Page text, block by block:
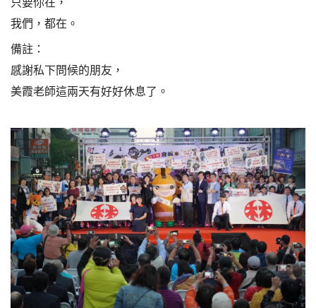
只要你在，
我們，都在。
備註：
感謝私下問候的朋友，
美霞老師這兩天有好好休息了。